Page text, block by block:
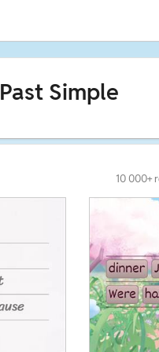
Past Simple
10 000+